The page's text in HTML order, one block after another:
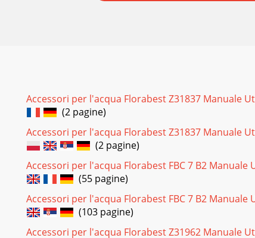
Accessori per l'acqua Florabest Z31837 Manuale
(2 pagine)
Accessori per l'acqua Florabest Z31837 Manuale
(2 pagine)
Accessori per l'acqua Florabest FBC 7 B2 Manuale
(55 pagine)
Accessori per l'acqua Florabest FBC 7 B2 Manuale
(103 pagine)
Accessori per l'acqua Florabest Z31962 Manuale